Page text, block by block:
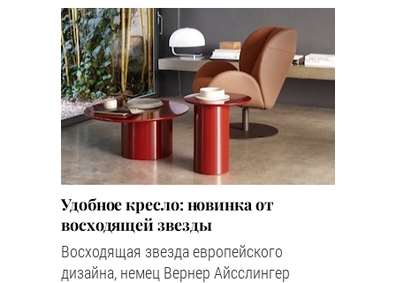
Удобное кресло: новинка от
восходящей звезды
Восходящая звезда европейского
дизайна, немец Вернер Айсслингер